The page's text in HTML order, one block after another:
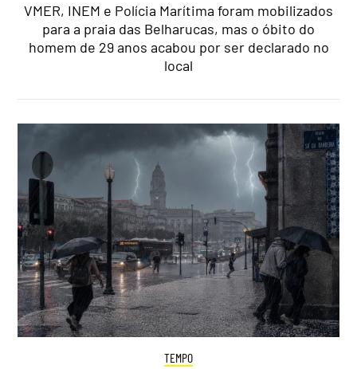
VMER, INEM e Polícia Marítima foram mobilizados
para a praia das Belharucas, mas o óbito do
homem de 29 anos acabou por ser declarado no
local
TEMPO